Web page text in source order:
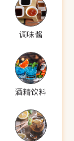
调味酱
酒精饮料